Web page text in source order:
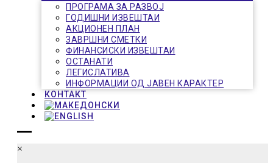
ПРОГРАМА ЗА РАЗВОЈ
ГОДИШНИ ИЗВЕШТАИ
АКЦИОНЕН ПЛАН
ЗАВРШНИ СМЕТКИ
ФИНАНСИСКИ ИЗВЕШТАИ
ОСТАНАТИ
ЛЕГИСЛАТИВА
ИНФОРМАЦИИ ОД ЈАВЕН КАРАКТЕР
КОНТАКТ
×